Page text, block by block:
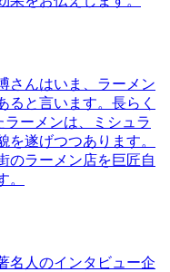
さんはいま、ラーメン
ると言います。長らく
ーメンは、ミシュラ
を遂げつつあります。
のラーメン店を巨匠自
。
名人のインタビュー企